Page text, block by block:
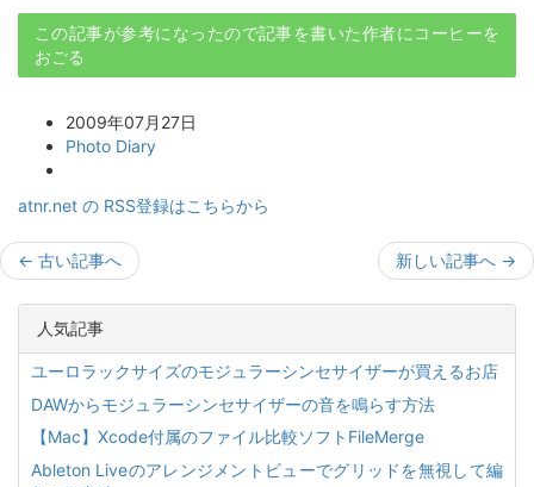
この記事が参考になったので記事を書いた作者にコーヒーを
おごる
2009年07月27日
Photo Diary
atnr.net の RSS登録はこちらから
← 古い記事へ 新しい記事へ →
人気記事
ユーロラックサイズのモジュラーシンセサイザーが買えるお店
DAWからモジュラーシンセサイザーの音を鳴らす方法
【Mac】Xcode付属のファイル比較ソフトFileMerge
Ableton Liveのアレンジメントビューでグリッドを無視して編